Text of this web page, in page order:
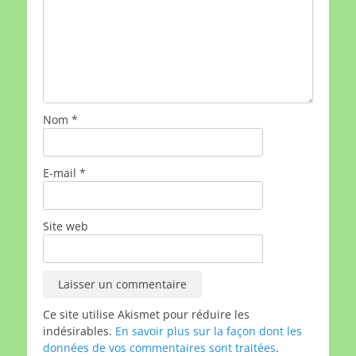
Nom *
E-mail *
Site web
Ce site utilise Akismet pour réduire les
indésirables. En savoir plus sur la façon dont les
données de vos commentaires sont traitées.